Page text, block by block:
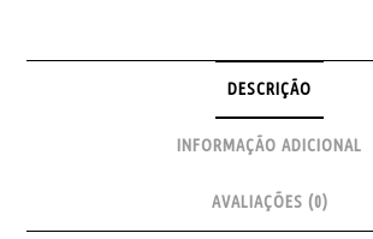
DESCRIÇÃO
INFORMAÇÃO ADICIONAL
AVALIAÇÕES (0)